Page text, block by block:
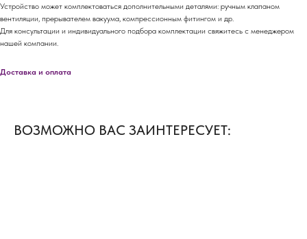
Устройство может комплектоваться дополнительными деталями: ручным клапаном
вентиляции, прерывателем вакуума, компрессионным фитингом и др.
Для консультации и индивидуального подбора комплектации свяжитесь с менеджером
нашей компании.
Доставка и оплата
ВОЗМОЖНО ВАС ЗАИНТЕРЕСУЕТ: